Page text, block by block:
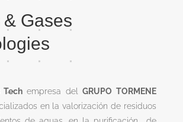
Gases
Tech empresa delGRUPOTORMENE
en la valorización de residuos